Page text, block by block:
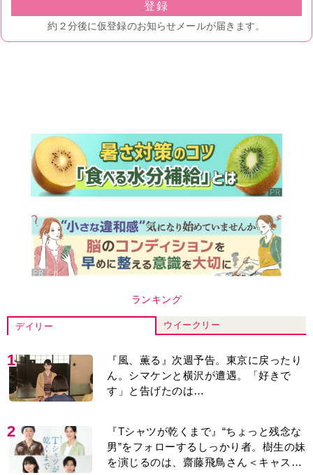
ランキング
デイリー ウイークリー
1
『風、薫る』次週予告。東京に戻ったり
ん。シマケンと横沢が遭遇。「好きで
す」と告げたのは…
2
『Tシャツが乾くまで』“ちょっと残念な
男”をフォローするしっかり者。樹生の妹
を演じるのは、齋藤飛鳥さん＜キャスト